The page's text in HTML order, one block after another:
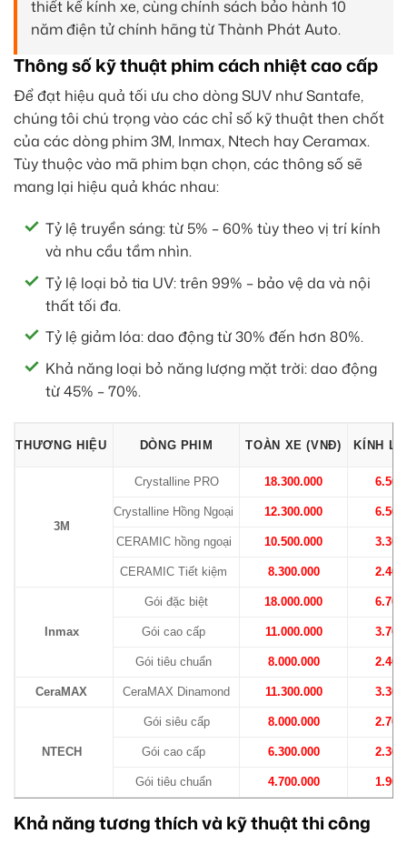
thiết kế kính xe, cùng chính sách bảo hành 10
năm điện tử chính hãng từ Thành Phát Auto.
Thông số kỹ thuật phim cách nhiệt cao cấp
Để đạt hiệu quả tối ưu cho dòng SUV như Santafe,
chúng tôi chú trọng vào các chỉ số kỹ thuật then chốt
của các dòng phim 3M, Inmax, Ntech hay Ceramax.
Tùy thuộc vào mã phim bạn chọn, các thông số sẽ
mang lại hiệu quả khác nhau:
Tỷ lệ truyền sáng: từ 5% – 60% tùy theo vị trí kính
và nhu cầu tầm nhìn.
Tỷ lệ loại bỏ tia UV: trên 99% – bảo vệ da và nội
thất tối đa.
Tỷ lệ giảm lóa: dao động từ 30% đến hơn 80%.
Khả năng loại bỏ năng lượng mặt trời: dao động
từ 45% – 70%.
THƯƠNG HIỆU DÒNG PHIM TOÀN XE (VNĐ) KÍNH
3M
Crystalline PRO 18.300.000
Crystalline Hồng Ngoại 12.300.000
CERAMIC hồng ngoại 10.500.000
CERAMIC Tiết kiệm 8.300.000
Inmax
Gói đặc biệt 18.000.000
Gói cao cấp 11.000.000
Gói tiêu chuẩn 8.000.000
CeraMAX CeraMAX Dinamond 11.300.000
NTECH
Gói siêu cấp 8.000.000
Gói cao cấp 6.300.000
Gói tiêu chuẩn 4.700.000
Khả năng tương thích và kỹ thuật thi công